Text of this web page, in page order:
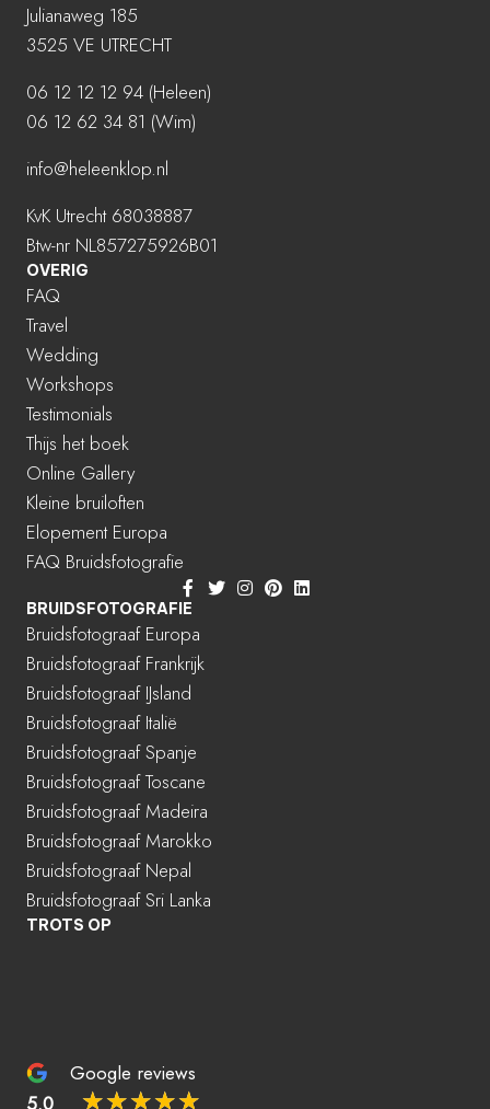
Julianaweg 185
3525 VE UTRECHT
06 12 12 12 94 (Heleen)
06 12 62 34 81 (Wim)
info@heleenklop.nl
KvK Utrecht 68038887
Btw-nr NL857275926B01
OVERIG
FAQ
Travel
Wedding
Workshops
Testimonials
Thijs het boek
Online Gallery
Kleine bruiloften
Elopement Europa
FAQ Bruidsfotografie
BRUIDSFOTOGRAFIE
Bruidsfotograaf Europa
Bruidsfotograaf Frankrijk
Bruidsfotograaf IJsland
Bruidsfotograaf Italië
Bruidsfotograaf Spanje
Bruidsfotograaf Toscane
Bruidsfotograaf Madeira
Bruidsfotograaf Marokko
Bruidsfotograaf Nepal
Bruidsfotograaf Sri Lanka
TROTS OP
Google reviews
5.0
☆☆☆☆☆